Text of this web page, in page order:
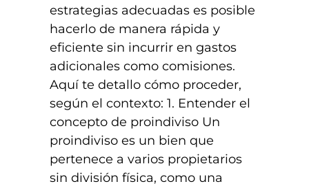
estrategias adecuadas es posible
hacerlo de manera rápida y
eficiente sin incurrir en gastos
adicionales como comisiones.
Aquí te detallo cómo proceder,
según el contexto: 1. Entender el
concepto de proindiviso Un
proindiviso es un bien que
pertenece a varios propietarios
sin división física, como una